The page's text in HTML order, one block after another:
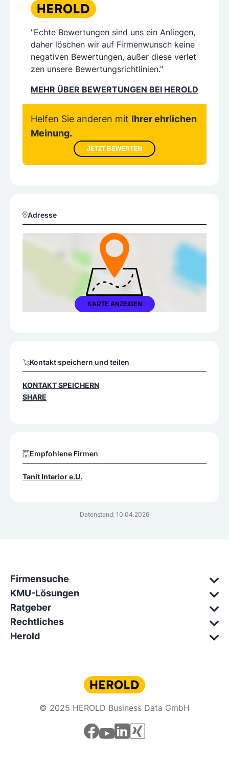
"Echte Bewertungen sind uns ein Anliegen,
daher löschen wir auf Firmenwunsch keine
negativen Bewertungen, außer diese verlet
zen unsere Bewertungsrichtlinien."
MEHR ÜBER BEWERTUNGEN BEI HEROLD
Helfen Sie anderen mit Ihrer ehrlichen
Meinung.
JETZT BEWERTEN
Adresse
KARTE ANZEIGEN
Datenstand: 10.04.2026
Kontakt speichern und teilen
KONTAKT SPEICHERN
SHARE
Empfohlene Firmen
Tanit Interior e.U.
Firmensuche
KMU-Lösungen
Ratgeber
Rechtliches
Herold
© 2025 HEROLD Business Data GmbH